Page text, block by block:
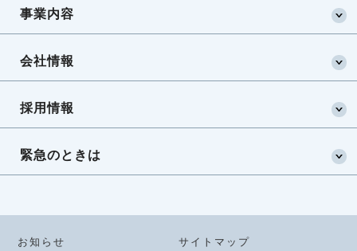
事業内容
会社情報
採用情報
緊急のときは
お知らせ サイトマップ